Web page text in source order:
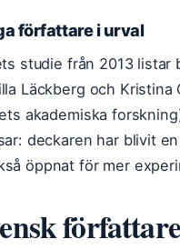
författare i urval
studie från 2013 listar
Läckberg och
akademiska
deckaren har blivit
öppnat för mer